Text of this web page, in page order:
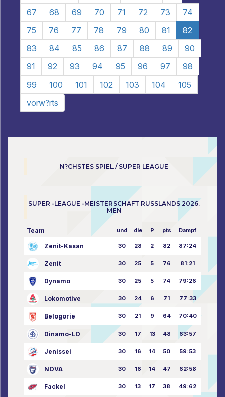
67
68 69 70 71 72 73
74
75
76 77 78 79 80 81
82
83
84 85 86 87 88 89
90
91
92 93 94 95 96 97
98
99
100 101 102 103 104
105
vorw?rts
N?CHSTES SPIEL / SUPER LEAGUE
SUPER -LEAGUE -MEISTERSCHAFT RUSSLANDS 2026.
MEN
Team und die P pts Dampf
Zenit-Kasan 30 28 2 82 87:24
Zenit 30 25 5 76 81:21
Dynamo 30 25 5 74 79:26
Lokomotive 30 24 6 71 77:33
Belogorie 30 21 9 64 70:40
Dinamo-LO 30 17 13 48 63:57
Jenissei 30 16 14 50 59:53
NOVA 30 16 14 47 62:58
Fackel 30 13 17 38 49:62